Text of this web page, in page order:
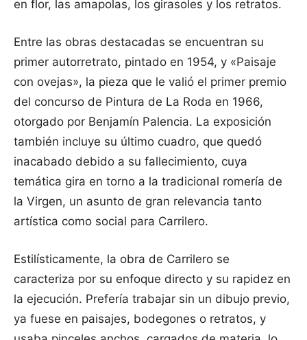
en flor, las amapolas, los girasoles y los retratos.
Entre las obras destacadas se encuentran su
primer autorretrato, pintado en 1954, y «Paisaje
con ovejas», la pieza que le valió el primer premio
del concurso de Pintura de La Roda en 1966,
otorgado por Benjamín Palencia. La exposición
también incluye su último cuadro, que quedó
inacabado debido a su fallecimiento, cuya
temática gira en torno a la tradicional romería de
la Virgen, un asunto de gran relevancia tanto
artística como social para Carrilero.
Estilísticamente, la obra de Carrilero se
caracteriza por su enfoque directo y su rapidez en
la ejecución. Prefería trabajar sin un dibujo previo,
ya fuese en paisajes, bodegones o retratos, y